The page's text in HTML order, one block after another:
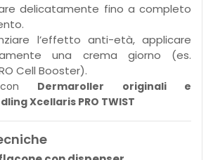
delicatamente fino a completo
l’effetto anti-età, applicare
una crema giorno (es.
Cell Booster).
con Dermaroller originali e
Xcellaris PRO TWIST